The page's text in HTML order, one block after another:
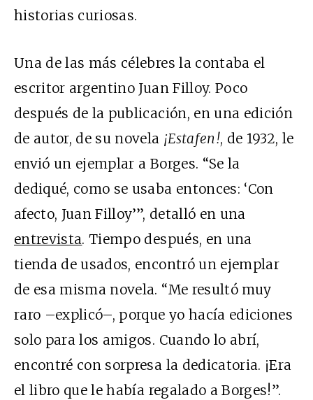
historias curiosas.
Una de las más célebres la contaba el
escritor argentino Juan Filloy. Poco
después de la publicación, en una edición
de autor, de su novela ¡Estafen!, de 1932, le
envió un ejemplar a Borges. “Se la
dediqué, como se usaba entonces: ‘Con
afecto, Juan Filloy’”, detalló en una
entrevista. Tiempo después, en una
tienda de usados, encontró un ejemplar
de esa misma novela. “Me resultó muy
raro –explicó–, porque yo hacía ediciones
solo para los amigos. Cuando lo abrí,
encontré con sorpresa la dedicatoria. ¡Era
el libro que le había regalado a Borges!”.